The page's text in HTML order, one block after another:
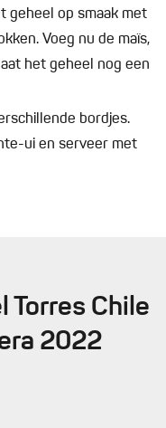
geheel op smaak met
Voeg nu de maïs,
het geheel nog een
bordjes.
ui en serveer met
Torres Chile
2022